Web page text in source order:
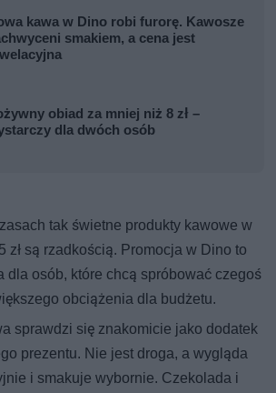
kawa w Dino robi furorę. Kawosze
smakiem, a cena jest
obiad za mniej niż 8 zł –
dla dwóch osób
tak świetne produkty kawowe w
zł są rzadkością. Promocja w Dino to
dla osób, które chcą spróbować czegoś
obciążenia dla budżetu.
sprawdzi się znakomicie jako dodatek
prezentu. Nie jest droga, a wygląda
i smakuje wybornie. Czekolada i